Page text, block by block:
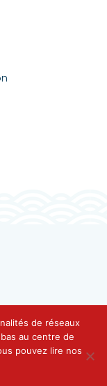
de réseaux
au centre de
pouvez lire nos